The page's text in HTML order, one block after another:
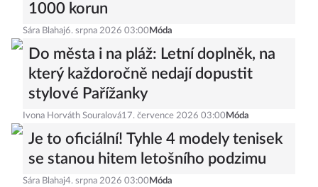
1000 korun
Sára Blahaj6. srpna 2026 03:00 Móda
Do města i na pláž: Letní doplněk, na
který každoročně nedají dopustit
stylové Pařížanky
Ivona Horváth Souralová17. července 2026 03:00 Móda
Je to oficiální! Tyhle 4 modely tenisek
se stanou hitem letošního podzimu
Sára Blahaj4. srpna 2026 03:00 Móda